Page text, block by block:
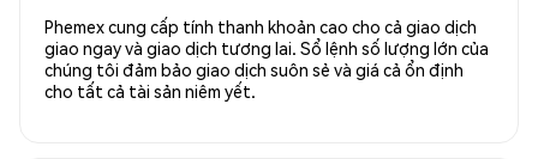
Phemex cung cấp tính thanh khoản cao cho cả giao dịch
giao ngay và giao dịch tương lai. Sổ lệnh số lượng lớn của
chúng tôi đảm bảo giao dịch suôn sẻ và giá cả ổn định
cho tất cả tài sản niêm yết.